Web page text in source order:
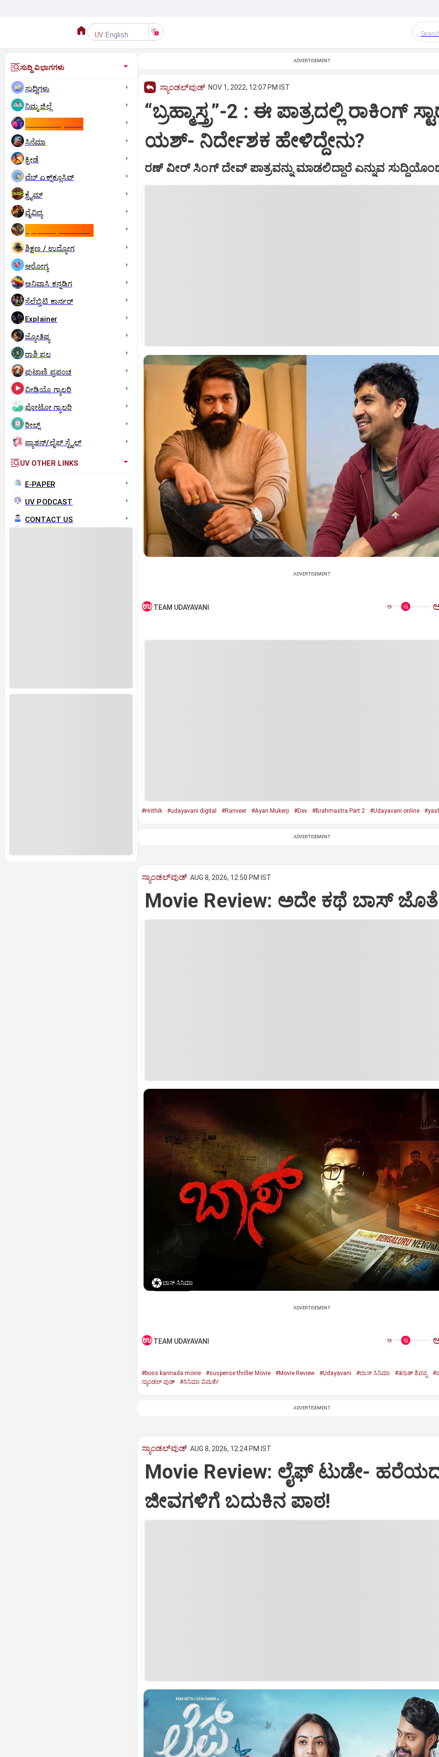
UV English
ಸುದ್ದಿ ವಿಭಾಗಗಳು
ಸುದ್ದಿಗಳು
ನಿಮ್ಮ ಜಿಲ್ಲೆ
ಸಿನೆಮಾ
ಕ್ರೀಡೆ
ವೆಬ್ ಎಕ್ಸ್‌ಕ್ಲೂಸಿವ್
ಕ್ರೈಮ್
ವೈವಿಧ್ಯ
ಶಿಕ್ಷಣ / ಉದ್ಯೋಗ
ಆರೋಗ್ಯ
ಅನಿವಾಸಿ ಕನ್ನಡಿಗ
ಸೆಲೆಬ್ರಿಟಿ ಕಾರ್ನರ್‌
Explainer
ಜ್ಯೋತಿಷ್ಯ
ರಾಶಿ ಫಲ
ಪುಟಾಣಿ ಪ್ರಪಂಚ
ವೀಡಿಯೊ ಗ್ಯಾಲರಿ
ಫೋಟೋ ಗ್ಯಾಲರಿ
ರೀಲ್ಸ್
ಫ್ಯಾಶನ್/ಲೈಫ್‌ ಸ್ಟೈಲ್
UV OTHER LINKS
E-PAPER
UV PODCAST
CONTACT US
ADVERTISEMENT
ಸ್ಯಾಂಡಲ್‌ವುಡ್‌ NOV 1, 2022, 12:07 PM IST
“ಬ್ರಹ್ಮಾಸ್ತ್ರ”-2 : ಈ‌ ಪಾತ್ರದಲ್ಲಿ ರಾಕಿಂಗ್‌
ಯಶ್‌- ನಿರ್ದೇಶಕ ಹೇಳಿದ್ದೇನು?
ರಣ್‌ ವೀರ್‌ ಸಿಂಗ್‌ ದೇವ್‌ ಪಾತ್ರವನ್ನು ಮಾಡಲಿದ್ದಾರೆ ಎನ್ನುವ
ADVERTISEMENT
TEAM UDAYAVANI ಅ
#Hrithik #udayavani digital #Ranveer #Ayan Mukerji #Dev #Brahmastra Part 2 #Udayavani online
ADVERTISEMENT
ಸ್ಯಾಂಡಲ್‌ವುಡ್‌ AUG 8, 2026, 12:50 PM IST
Movie Review: ಅದೇ ಕಥೆ ಬಾಸ್‌
ಬಾಸ್‌ ಸಿನಿಮಾ
ADVERTISEMENT
TEAM UDAYAVANI ಅ
#boss kannada movie #suspense thriller Movie #Movie Review #Udayavani #ಬಾಸ್‌ ಸಿನಿಮಾ #ತನುಶ್‌ ಶಿವಪ್ಪ
ಸ್ಯಾಂಡಲ್‌ ವುಡ್‌
#ಸಿನಿಮಾ ವಿಮರ್ಶೆ
ADVERTISEMENT
ಸ್ಯಾಂಡಲ್‌ವುಡ್‌ AUG 8, 2026, 12:24 PM IST
Movie Review: ಲೈಫ್‌ ಟುಡೇ-
ಜೀವಗಳಿಗೆ ಬದುಕಿನ ಪಾಠ!